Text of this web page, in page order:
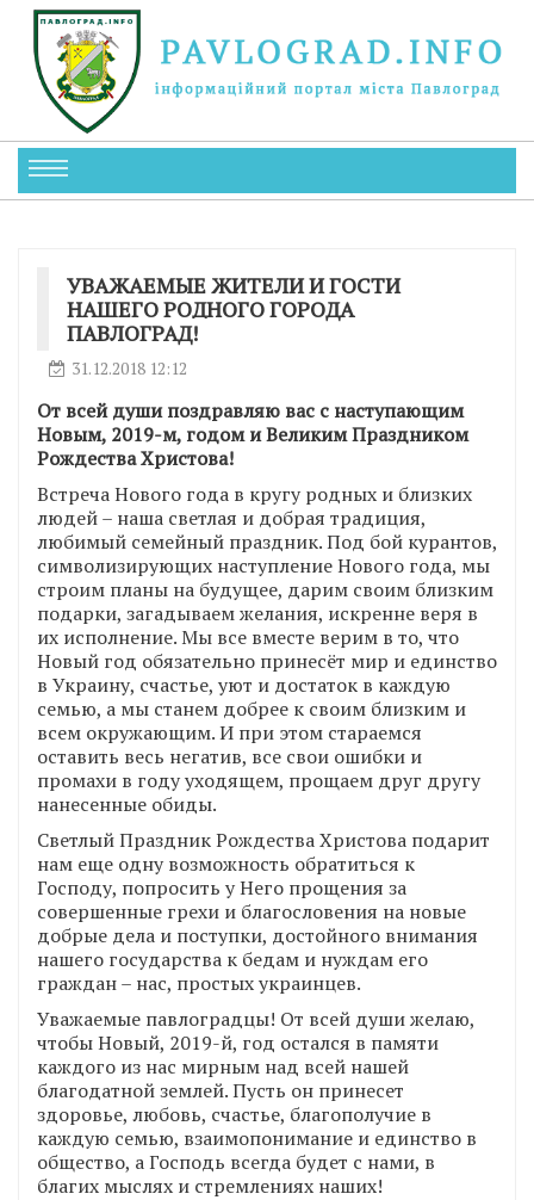
УВАЖАЕМЫЕ ЖИТЕЛИ И ГОСТИ
НАШЕГО РОДНОГО ГОРОДА
ПАВЛОГРАД!
31.12.2018 12:12
От всей души поздравляю вас с наступающим
Новым, 2019-м, годом и Великим Праздником
Рождества Христова!
Встреча Нового года в кругу родных и близких
людей – наша светлая и добрая традиция,
любимый семейный праздник. Под бой курантов,
символизирующих наступление Нового года, мы
строим планы на будущее, дарим своим близким
подарки, загадываем желания, искренне веря в
их исполнение. Мы все вместе верим в то, что
Новый год обязательно принесёт мир и единство
в Украину, счастье, уют и достаток в каждую
семью, а мы станем добрее к своим близким и
всем окружающим. И при этом стараемся
оставить весь негатив, все свои ошибки и
промахи в году уходящем, прощаем друг другу
нанесенные обиды.
Светлый Праздник Рождества Христова подарит
нам еще одну возможность обратиться к
Господу, попросить у Него прощения за
совершенные грехи и благословения на новые
добрые дела и поступки, достойного внимания
нашего государства к бедам и нуждам его
граждан – нас, простых украинцев.
Уважаемые павлоградцы! От всей души желаю,
чтобы Новый, 2019-й, год остался в памяти
каждого из нас мирным над всей нашей
благодатной землей. Пусть он принесет
здоровье, любовь, счастье, благополучие в
каждую семью, взаимопонимание и единство в
общество, а Господь всегда будет с нами, в
благих мыслях и стремлениях наших!